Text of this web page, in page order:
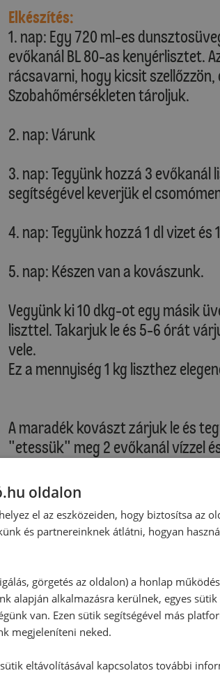
Elkészítés:
1. nap: Egy 720 ml-es
evőkanál BL 80-as kenyérlisztet.
rácsavarni, hogy kicsit szellőzzön,
Szobahőmérsékleten tároljuk.
2. nap: Várunk
3. nap: Tegyünk hozzá 3
segítségével keverjük el
4. nap: Tegyünk hozzá 1 dl vizet és
5. nap: Készen van a kovászunk.
Vegyünk ki 10 dkg-ot egy másik
liszttel. Takarjuk le és 5-6 órát
vele.
Ez a mennyiség 1 kg liszthez
A maradék kovászt zárjuk le és
"etessük" meg 2 evőkanál vízzel
Ebből bármikor süthetünk úgy,
"megetetjük" 1 dl vízzel és 10 dkg
s a maradékot visszatesszük a
oldalon
el az eszközeiden, hogy biztosítsa az
és partnereinknek átlátni, hogyan
görgetés az oldalon) a honlap
alapján alkalmazásra kerülnek, egyes
van. Ezen sütik segítségével más
megjeleníteni neked.
eltávolításával kapcsolatos további